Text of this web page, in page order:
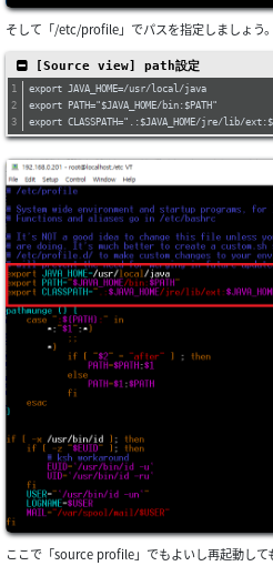
そして「/etc/profile」でパスを指定しましょう。
[Source view] path設定
export JAVA_HOME=/usr/local/java
export PATH="$JAVA_HOME/bin:$PATH"
export CLASSPATH=".:$JAVA_HOME/jre/lib/
ここで「source profile」でもよいし再起動して